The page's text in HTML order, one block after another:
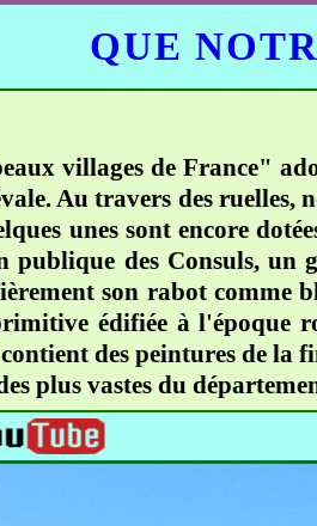
QUE
villages de France"
Au travers des
unes sont encore
publique des Consuls, un
son rabot comme
édifiée à l'époque
des peintures de la
plus vastes du